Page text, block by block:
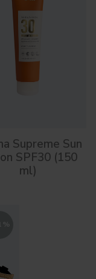
Supreme Sun
SPF30 (150
ml)